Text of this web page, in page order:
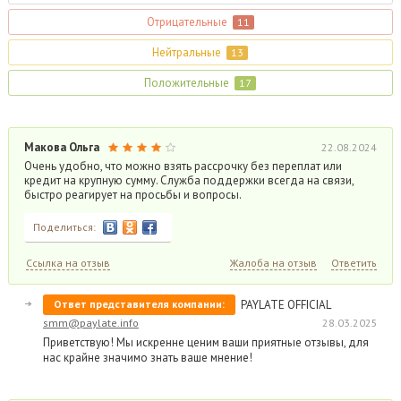
Отрицательные 11
Нейтральные 13
Положительные 17
Макова Ольга 22.08.2024
Очень удобно, что можно взять рассрочку без переплат или
кредит на крупную сумму. Служба поддержки всегда на связи,
быстро реагирует на просьбы и вопросы.
Поделиться:
Ссылка на отзыв Жалоба на отзыв Ответить
Ответ представителя компании: PAYLATE OFFICIAL
smm@paylate.info 28.03.2025
Приветствую! Мы искренне ценим ваши приятные отзывы, для
нас крайне значимо знать ваше мнение!